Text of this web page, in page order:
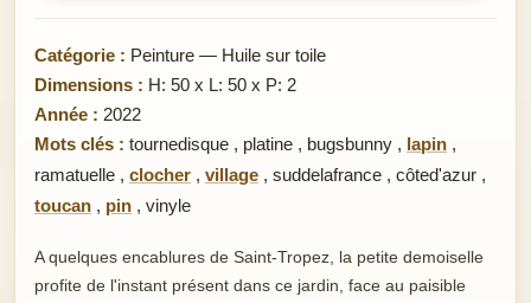
Catégorie : Peinture — Huile sur toile
Dimensions : H: 50 x L: 50 x P: 2
Année : 2022
Mots clés : tournedisque , platine , bugsbunny , lapin ,
ramatuelle , clocher , village , suddelafrance , côted'azur ,
toucan , pin , vinyle
A quelques encablures de Saint-Tropez, la petite demoiselle
profite de l'instant présent dans ce jardin, face au paisible